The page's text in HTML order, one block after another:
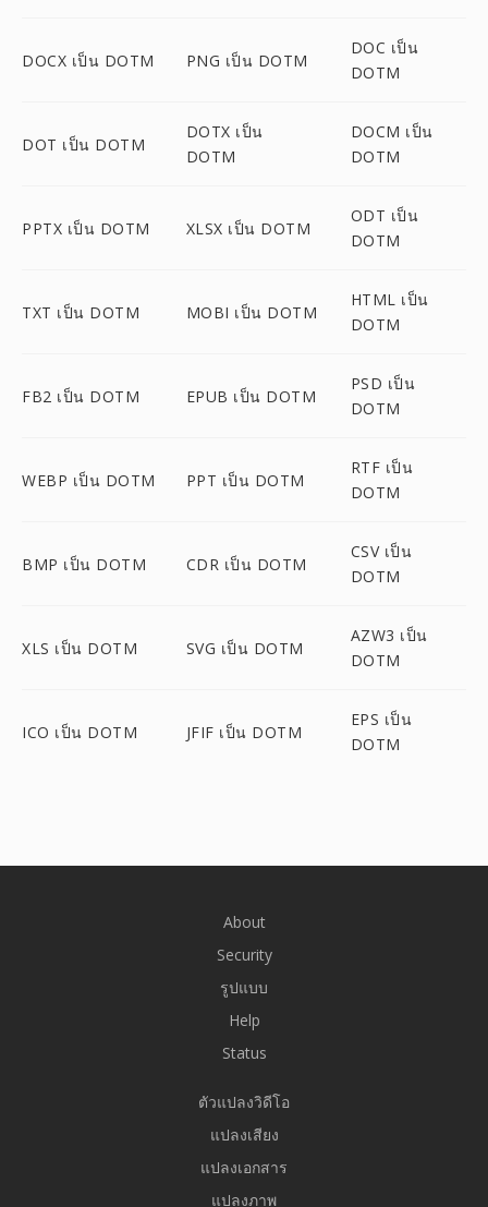
DOCX เป็น DOTM PNG เป็น DOTM
DOC เป็น
DOTM
DOT เป็น DOTM
DOTX เป็น
DOTM
DOCM เป็น
DOTM
PPTX เป็น DOTM XLSX เป็น DOTM
ODT เป็น
DOTM
TXT เป็น DOTM MOBI เป็น DOTM
HTML เป็น
DOTM
FB2 เป็น DOTM EPUB เป็น DOTM
PSD เป็น
DOTM
WEBP เป็น DOTM PPT เป็น DOTM
RTF เป็น
DOTM
BMP เป็น DOTM CDR เป็น DOTM
CSV เป็น
DOTM
XLS เป็น DOTM SVG เป็น DOTM
AZW3 เป็น
DOTM
ICO เป็น DOTM JFIF เป็น DOTM
EPS เป็น
DOTM
About
Security
รูปแบบ
Help
Status
ตัวแปลงวิดีโอ
แปลงเสียง
แปลงเอกสาร
แปลงภาพ